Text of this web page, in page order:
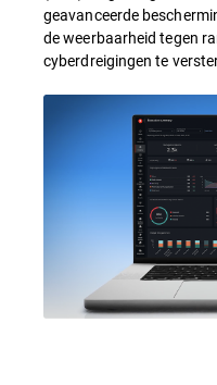
geavanceerde
de weerbaarheid tegen
cyberdreigingen te